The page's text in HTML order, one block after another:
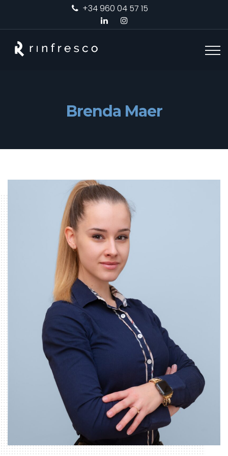
+34 960 04 57 15
Brenda Maer